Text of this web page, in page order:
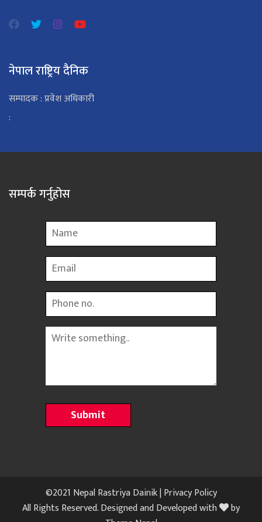
नेपाल राष्ट्रिय दैनिक
सम्पादक : प्रवेश अधिकारी
:
सम्पर्क गर्नुहोस
Name
Email
Phone
Message
©2021 Nepal Rastriya Dainik |Privacy Policy
All Rights Reserved. Designed and Developed with
by